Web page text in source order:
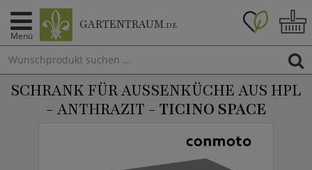
Menü
GARTENTRAUM.DE
SCHRANK FÜR AUSSENKÜCHE AUS HPL -
ANTHRAZIT - TICINO SPACE